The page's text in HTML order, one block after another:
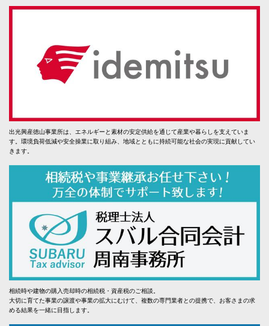
出光興産徳山事業所は、エネルギーと素材の安定供給を通じて産業や暮らしを支えていま
す。環境負荷低減や安全操業に取り組み、地域とともに持続可能な社会の実現に貢献してい
きます。
相続時や建物の購入売却時の相続税・資産税のご相談。
大切に育てた事業の譲渡や事業の拡大にむけて、複数の専門業者との提携で、お客さまの求
める結果を一緒に目指します。